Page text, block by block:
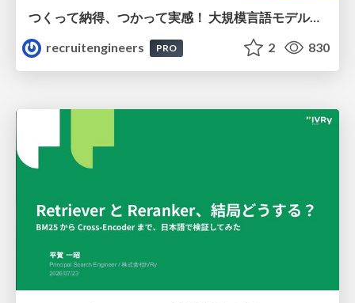
つくって納得、つかって実感！ 大規模言語モデルことはじめ ver2.0
recruitengineers
PRO 2 830